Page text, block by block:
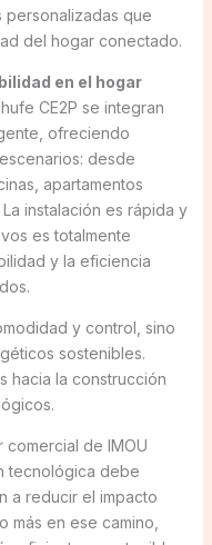
personalizadas que
del hogar conectado.
en el hogar
CE2P se integran
ofreciendo
desde
apartamentos
instalación es rápida y
es totalmente
y la eficiencia
y control, sino
sostenibles.
hacia la construcción
de IMOU
tecnológica debe
a reducir el impacto
más en ese camino,